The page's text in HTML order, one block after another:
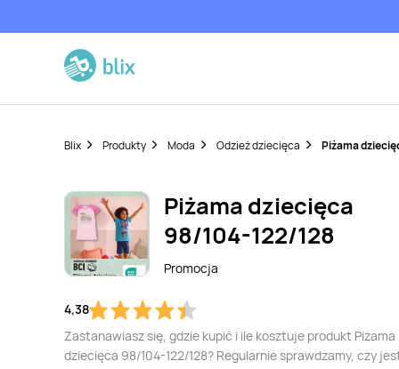
Blix Produkty Moda Odzież dziecięca Piżama
Piżama dziecięca
98/104-122/128
Promocja
4,38
Zastanawiasz się, gdzie kupić i ile kosztuje produkt Piżama
dziecięca 98/104-122/128? Regularnie sprawdzamy, czy